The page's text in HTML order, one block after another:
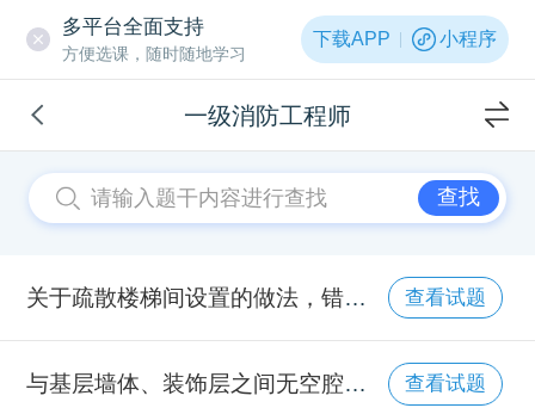
多平台全面支持
方便选课，随时随地学习
下载APP 小程序
一级消防工程师
查找
关于疏散楼梯间设置的做法，错误的是（）。 查看试题
与基层墙体、装饰层之间无空腔的住宅外墙外保温系统，当建筑高度大于27m，但不大于100m时，下列保温材料中，燃烧性能符合要求的有（）。 查看试题